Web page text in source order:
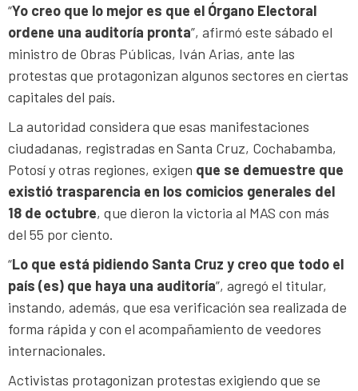
“Yo creo que lo mejor es que el Órgano Electoral
ordene una auditoría pronta”, afirmó este sábado el
ministro de Obras Públicas, Iván Arias, ante las
protestas que protagonizan algunos sectores en ciertas
capitales del país.
La autoridad considera que esas manifestaciones
ciudadanas, registradas en Santa Cruz, Cochabamba,
Potosí y otras regiones, exigen que se demuestre que
existió trasparencia en los comicios generales del
18 de octubre, que dieron la victoria al MAS con más
del 55 por ciento.
“Lo que está pidiendo Santa Cruz y creo que todo el
país (es) que haya una auditoría”, agregó el titular,
instando, además, que esa verificación sea realizada de
forma rápida y con el acompañamiento de veedores
internacionales.
Activistas protagonizan protestas exigiendo que se